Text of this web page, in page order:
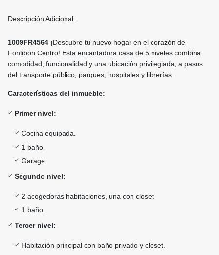
Descripción Adicional :
1009FR4564 ¡Descubre tu nuevo hogar en el corazón de
Fontibón Centro! Esta encantadora casa de 5 niveles combina
comodidad, funcionalidad y una ubicación privilegiada, a pasos
del transporte público, parques, hospitales y librerías.
Características del inmueble:
Primer nivel:
Cocina equipada.
1 baño.
Garage.
Segundo nivel:
2 acogedoras habitaciones, una con closet
1 baño.
Tercer nivel:
Habitación principal con baño privado y closet.